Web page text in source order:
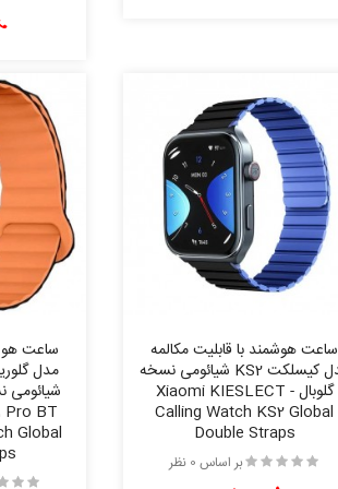
ساعت هوشمند با قابلیت مکالمه
مدل کیسلکت KS2 شیائومی نسخه
گلوبال - Xiaomi KIESLECT
Calling Watch KS2 Global
Double Straps
بر اساس 0 نظر
ساعت
شیائومی
Pro BT
Global